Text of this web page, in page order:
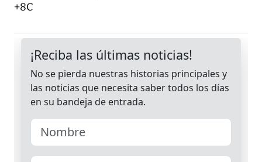
+8C